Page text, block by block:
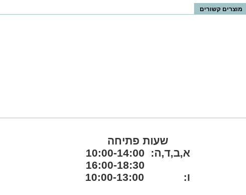
מוצרים קשורים
שעות פתיחה
א,ב,ד,ה: 10:00-14:00
ו: 10:00-13:00